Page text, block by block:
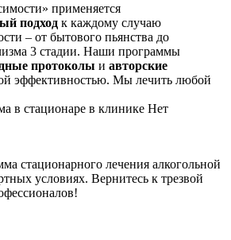
применяется
подход к каждому случаю
– от бытового пьянства до
3 стадии. Наши программы
протоколы и авторские
эффективностью. Мы лечить любой
стационарного лечения алкогольной
условиях. Вернитесь к трезвой